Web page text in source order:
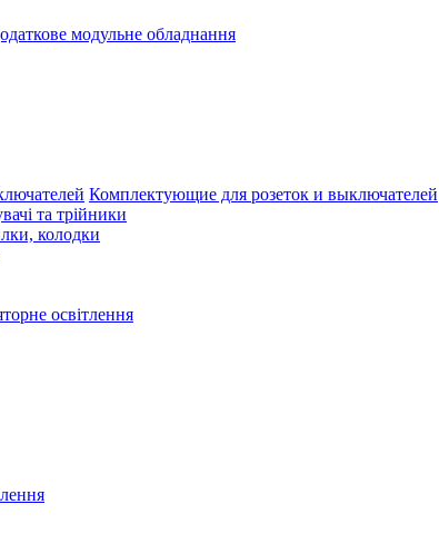
модульне обладнання
Комплектующие для розеток и выключателей
та трійники
колодки
освітлення